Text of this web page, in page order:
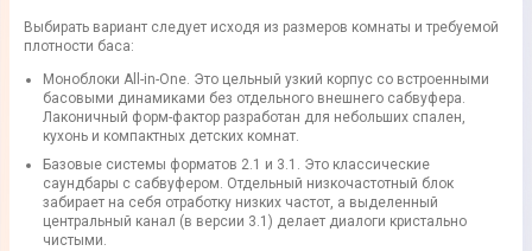
Выбирать вариант следует исходя из размеров комнаты и требуемой
плотности баса:
Моноблоки All-in-One. Это цельный узкий корпус со встроенными
басовыми динамиками без отдельного внешнего сабвуфера.
Лаконичный форм-фактор разработан для небольших спален,
кухонь и компактных детских комнат.
Базовые системы форматов 2.1 и 3.1. Это классические
саундбары с сабвуфером. Отдельный низкочастотный блок
забирает на себя отработку низких частот, а выделенный
центральный канал (в версии 3.1) делает диалоги кристально
чистыми.